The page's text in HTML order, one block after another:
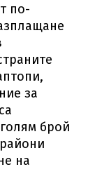
по-
за
брой
на